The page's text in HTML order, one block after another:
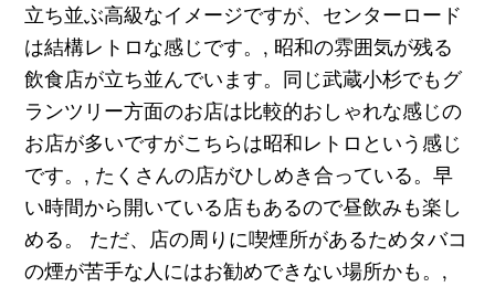
立ち並ぶ高級なイメージですが、センターロード
は結構レトロな感じです。, 昭和の雰囲気が残る
飲食店が立ち並んでいます。同じ武蔵小杉でもグ
ランツリー方面のお店は比較的おしゃれな感じの
お店が多いですがこちらは昭和レトロという感じ
です。, たくさんの店がひしめき合っている。早
い時間から開いている店もあるので昼飲みも楽し
める。 ただ、店の周りに喫煙所があるためタバコ
の煙が苦手な人にはお勧めできない場所かも。,